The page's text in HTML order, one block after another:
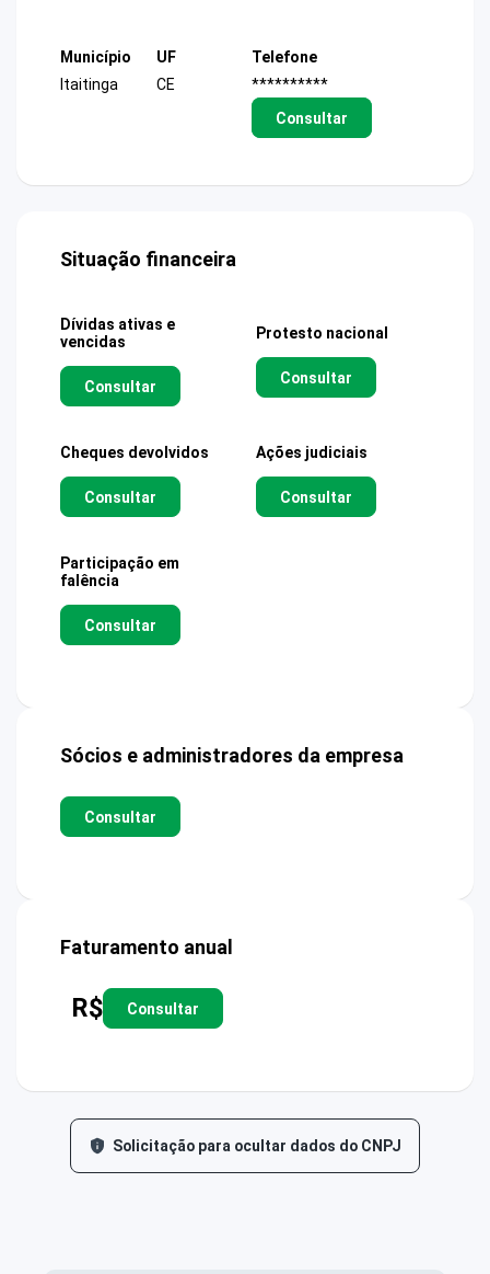
Município
Itaitinga
UF
CE
Telefone
**********
Consultar
Situação financeira
Dívidas ativas e
vencidas
Consultar
Protesto nacional
Consultar
Cheques devolvidos
Consultar
Ações judiciais
Consultar
Participação em
falência
Consultar
Sócios e administradores da empresa
Consultar
Faturamento anual
R$ Consultar
Solicitação para ocultar dados do CNPJ